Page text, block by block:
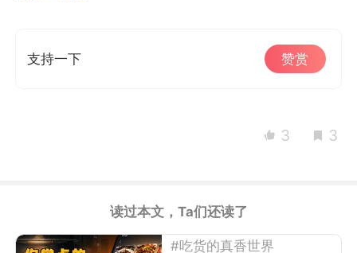
支持一下 赞赏
3 3
读过本文，Ta们还读了
#吃货的真香世界